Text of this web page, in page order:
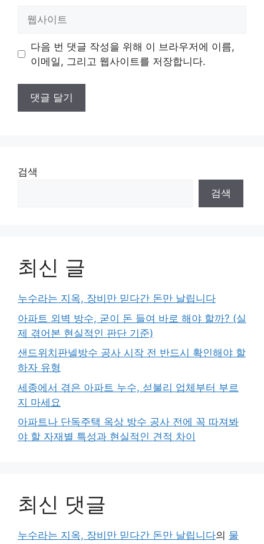
트
다음 번 댓글 작성을 위해 이 브라우저에 이름,
이메일, 그리고 웹사이트를 저장합니다.
검색
검색
최신 글
누수라는 지옥, 장비만 믿다간 돈만 날립니다
아파트 외벽 방수, 굳이 돈 들여 바로 해야 할까? (실
제 겪어본 현실적인 판단 기준)
샌드위치판넬방수 공사 시작 전 반드시 확인해야 할
하자 유형
세종에서 겪은 아파트 누수, 섣불리 업체부터 부르
지 마세요
아파트나 단독주택 옥상 방수 공사 전에 꼭 따져봐
야 할 자재별 특성과 현실적인 견적 차이
최신 댓글
누수라는 지옥, 장비만 믿다간 돈만 날립니다의 물